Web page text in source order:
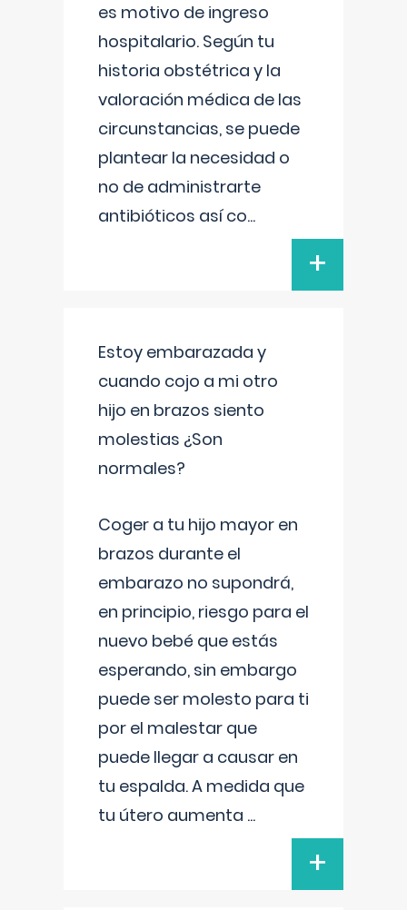
es motivo de ingreso
hospitalario. Según tu
historia obstétrica y la
valoración médica de las
circunstancias, se puede
plantear la necesidad o
no de administrarte
antibióticos así co...
+
Estoy embarazada y
cuando cojo a mi otro
hijo en brazos siento
molestias ¿Son
normales?
Coger a tu hijo mayor en
brazos durante el
embarazo no supondrá,
en principio, riesgo para el
nuevo bebé que estás
esperando, sin embargo
puede ser molesto para ti
por el malestar que
puede llegar a causar en
tu espalda. A medida que
tu útero aumenta ...
+